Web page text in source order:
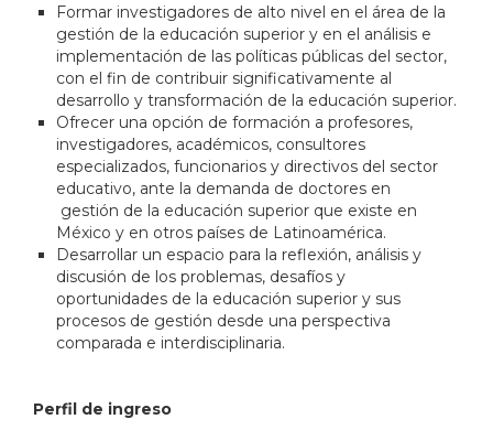
Formar investigadores de alto nivel en el área de la
gestión de la educación superior y en el análisis e
implementación de las políticas públicas del sector,
con el fin de contribuir significativamente al
desarrollo y transformación de la educación superior.
Ofrecer una opción de formación a profesores,
investigadores, académicos, consultores
especializados, funcionarios y directivos del sector
educativo, ante la demanda de doctores en
gestión de la educación superior que existe en
México y en otros países de Latinoamérica.
Desarrollar un espacio para la reflexión, análisis y
discusión de los problemas, desafíos y
oportunidades de la educación superior y sus
procesos de gestión desde una perspectiva
comparada e interdisciplinaria.
Perfil de ingreso